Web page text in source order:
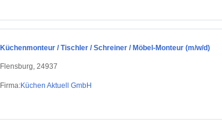
Küchenmonteur / Tischler / Schreiner / Möbel-Monteur (m/w/d)
Flensburg, 24937
Firma:Küchen Aktuell GmbH